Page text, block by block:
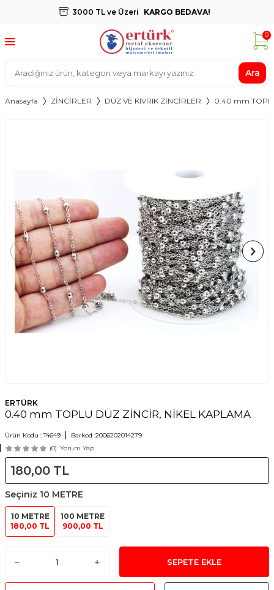
3000 TL ve Üzeri KARGO BEDAVA!
Ara
0
Anasayfa ZİNCİRLER DÜZ VE KIVRIK ZİNCİRLER 0.40 mm
ERTÜRK
0.40 mm TOPLU DÜZ ZİNCİR, NİKEL KAPLAMA
Ürün Kodu :T4649 Barkod :2006202014279
(0) Yorum Yap
180,00 TL
Seçiniz 10 METRE
10 METRE
180,00 TL
100 METRE
900,00 TL
SEPETE EKLE